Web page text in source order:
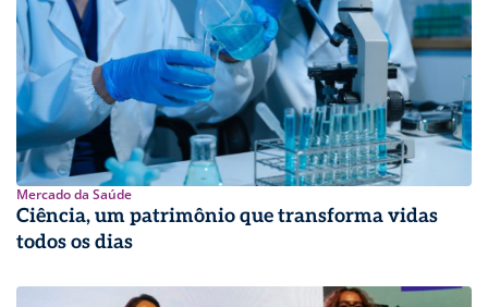
Mercado da Saúde
Ciência, um patrimônio que transforma vidas
todos os dias